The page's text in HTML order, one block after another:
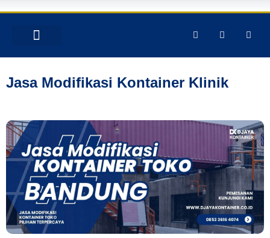
Jasa Modifikasi Kontainer Klinik